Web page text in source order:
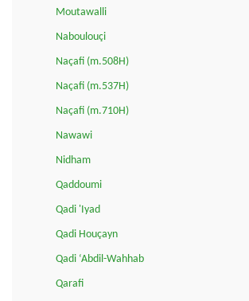
Moutawalli
Naboulouçi
Naçafi (m.508H)
Naçafi (m.537H)
Naçafi (m.710H)
Nawawi
Nidham
Qaddoumi
Qadi 'Iyad
Qadi Houçayn
Qadi ‘Abdil-Wahhab
Qarafi